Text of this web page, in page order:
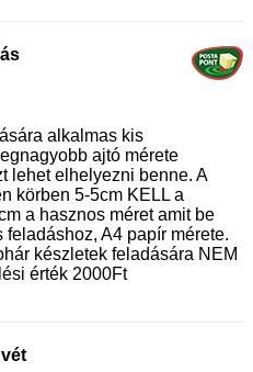
alkalmas kis
ajtó mérete
lehet elhelyezni benne. A
körben 5-5cm KELL a
a hasznos méret amit be
A4 papír mérete.
készletek feladására NEM
érték 2000Ft